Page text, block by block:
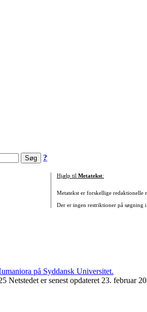
?
Hjælp til Metatekst:
Metatekst er forskellige redaktionelle
Der er ingen restriktioner på søgning i
Netstedet er senest opdateret 23. februar